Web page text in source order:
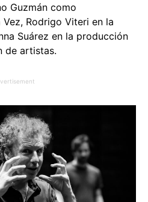
Guzmán como
Rodrigo Viteri en la
Suárez en la producción
de artistas.